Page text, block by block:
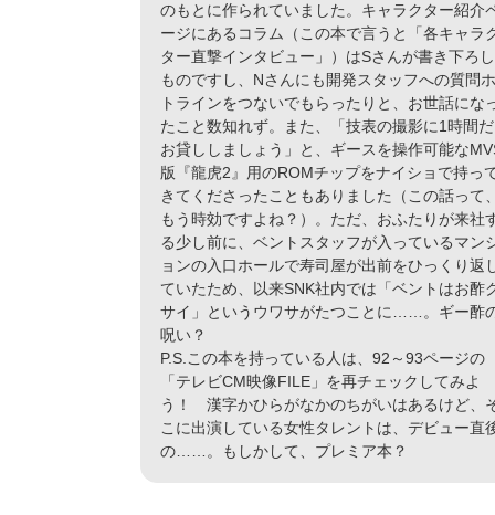
のもとに作られていました。キャラクター紹介
ージにあるコラム（この本で言うと「各キャラ
ター直撃インタビュー」）はSさんが書き下ろ
ものですし、Nさんにも開発スタッフへの質問
トラインをつないでもらったりと、お世話にな
たこと数知れず。また、「技表の撮影に1時間
お貸ししましょう」と、ギースを操作可能な
版『龍虎2』用のROMチップをナイショで持っ
きてくださったこともありました（この話って
もう時効ですよね？）。ただ、おふたりが来社
る少し前に、ベントスタッフが入っているマン
ョンの入口ホールで寿司屋が出前をひっくり返
ていたため、以来SNK社内では「ベントはお酢
サイ」というウワサがたつことに……。ギー酢
呪い？
P.S.この本を持っている人は、92～93ページの
「テレビCM映像FILE」を再チェックしてみよ
う！ 漢字かひらがなかのちがいはあるけど、
こに出演している女性タレントは、デビュー直
の……。もしかして、プレミア本？